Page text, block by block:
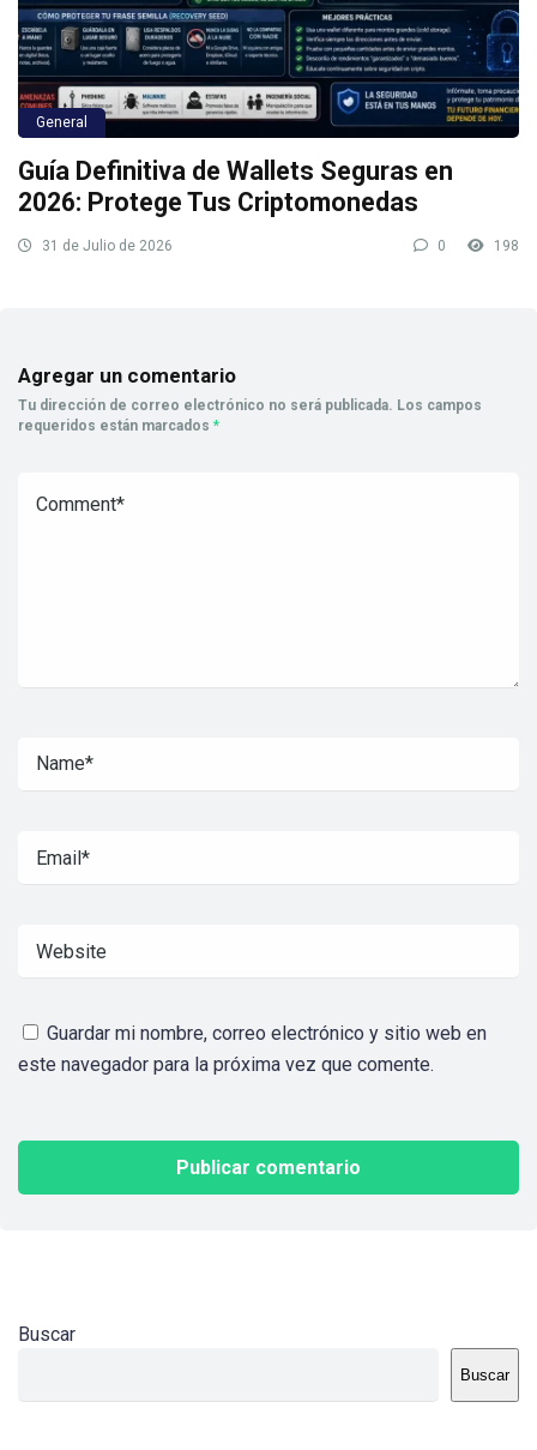
General
Guía Definitiva de Wallets Seguras en
2026: Protege Tus Criptomonedas
31 de Julio de 2026 0 198
Agregar un comentario
Tu dirección de correo electrónico no será publicada. Los campos
requeridos están marcados *
Guardar mi nombre, correo electrónico y sitio web en
este navegador para la próxima vez que comente.
Buscar
Buscar